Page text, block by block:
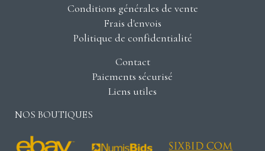
Conditions générales de vente
Frais d'envois
Politique de confidentialité
Contact
Paiements sécurisé
Liens utiles
NOS BOUTIQUES